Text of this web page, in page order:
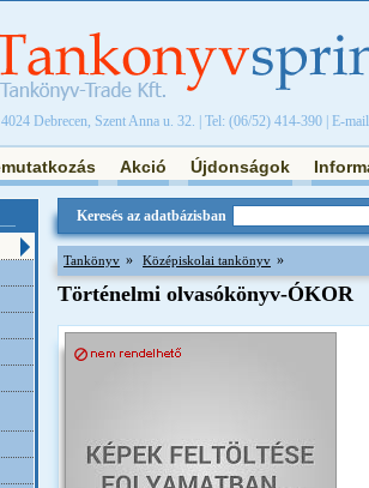
4024 Debrecen, Szent Anna u. 32. | Tel: (06/52) 414-390 | E-
Akció Újdonságok
Keresés az adatbázisban
Tankönyv » Középiskolai tankönyv »
Történelmi olvasókönyv-ÓKOR